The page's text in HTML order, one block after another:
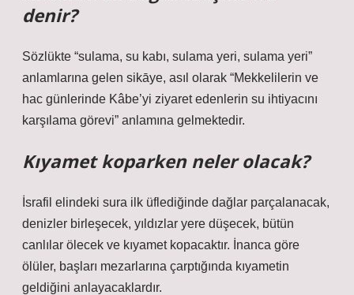
denir?
Sözlükte “sulama, su kabı, sulama yeri, sulama yeri”
anlamlarına gelen sikāye, asıl olarak “Mekkelilerin ve
hac günlerinde Kâbe’yi ziyaret edenlerin su ihtiyacını
karşılama görevi” anlamına gelmektedir.
Kıyamet koparken neler olacak?
İsrafil elindeki sura ilk üflediğinde dağlar parçalanacak,
denizler birleşecek, yıldızlar yere düşecek, bütün
canlılar ölecek ve kıyamet kopacaktır. İnanca göre
ölüler, başları mezarlarına çarptığında kıyametin
geldiğini anlayacaklardır.